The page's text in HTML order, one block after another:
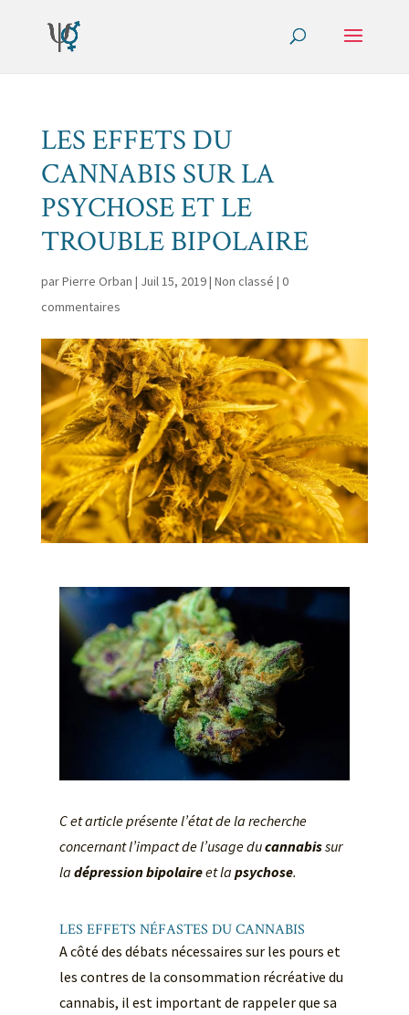
LES EFFETS DU
CANNABIS SUR LA
PSYCHOSE ET LE
TROUBLE BIPOLAIRE
parPierre Orban | Juil 15, 2019| Non classé | 0
commentaires
Cet article présente l’état de la recherche
concernant l’impact de l’usage ducannabissur
la dépression bipolaireetla psychose.
LES EFFETS NÉFASTES DU CANNABIS
A côté des débats nécessaires sur les pours et
les contres de la consommation récréative du
cannabis, il est important de rappeler que sa